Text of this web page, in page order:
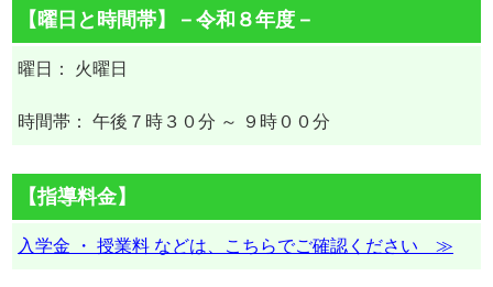
【曜日と時間帯】－令和８年度－
曜日： 火曜日
時間帯： 午後７時３０分 ～ ９時００分
【指導料金】
入学金 ・ 授業料 などは、こちらでご確認ください ≫